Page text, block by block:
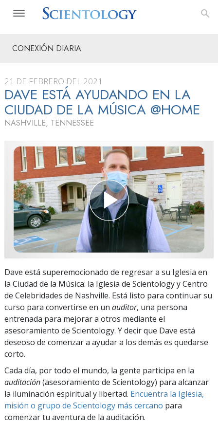
CONEXIÓN DIARIA
21 DE FEBRERO DEL 2021
DAVE ESTÁ AYUDANDO EN LA
CIUDAD DE LA MÚSICA @HOME
NASHVILLE, TENNESSEE
Dave está superemocionado de regresar a su Iglesia en
la Ciudad de la Música: la Iglesia de Scientology y Centro
de Celebridades de Nashville. Está listo para continuar su
curso para convertirse en un auditor, una persona
entrenada para mejorar a otros mediante el
asesoramiento de Scientology. Y decir que Dave está
deseoso de comenzar a ayudar a los demás es quedarse
corto.
Cada día, por todo el mundo, la gente participa en la
auditación(asesoramiento de Scientology) para alcanzar
la iluminación espiritual y libertad. Encuentra la Iglesia,
misión o grupo de Scientology más cercano para
comenzar tu aventura de la auditación.